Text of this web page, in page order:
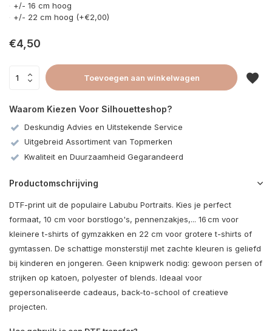
+/- 16 cm hoog
+/- 22 cm hoog (+€2,00)
€4,50
Toevoegen aan winkelwagen
Waarom Kiezen Voor Silhouetteshop?
Deskundig Advies en Uitstekende Service
Uitgebreid Assortiment van Topmerken
Kwaliteit en Duurzaamheid Gegarandeerd
Productomschrijving
DTF-print uit de populaire Labubu Portraits. Kies je perfect
formaat, 10 cm voor borstlogo's, pennenzakjes,... 16 cm voor
kleinere t-shirts of gymzakken en 22 cm voor grotere t-shirts of
gymtassen. De schattige monsterstijl met zachte kleuren is geliefd
bij kinderen en jongeren. Geen knipwerk nodig: gewoon persen of
strijken op katoen, polyester of blends. Ideaal voor
gepersonaliseerde cadeaus, back-to-school of creatieve
projecten.